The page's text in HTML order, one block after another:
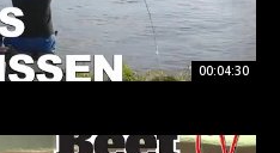
00:04:30